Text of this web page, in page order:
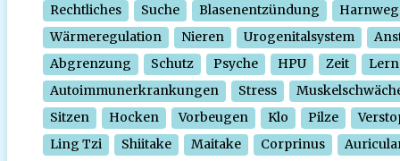
Rechtliches
Suche Blasenentzündung
Wärmeregulation
Nieren Urogenitalsystem
Abgrenzung
Schutz Psyche HPU Zeit
Autoimmunerkrankungen
Stress
Sitzen
Hocken Vorbeugen Klo Pilze
Ling Tzi
Shiitake Maitake Corprinus